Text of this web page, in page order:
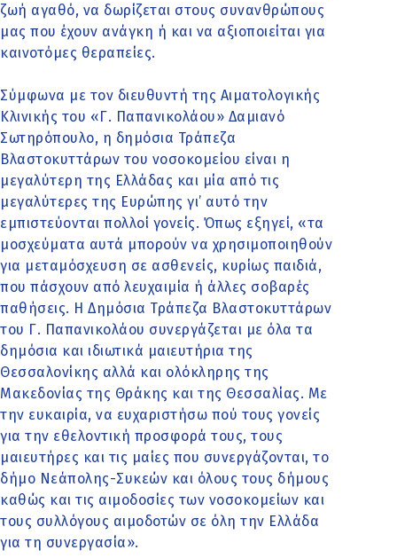
ζωή αγαθό, να δωρίζεται στους συνανθρώπους
μας που έχουν ανάγκη ή και να αξιοποιείται για
καινοτόμες θεραπείες.
Σύμφωνα με τον διευθυντή της Αιματολογικής
Κλινικής του «Γ. Παπανικολάου» Δαμιανό
Σωτηρόπουλο, η δημόσια Τράπεζα
Βλαστοκυττάρων του νοσοκομείου είναι η
μεγαλύτερη της Ελλάδας και μία από τις
μεγαλύτερες της Ευρώπης γι’ αυτό την
εμπιστεύονται πολλοί γονείς. Όπως εξηγεί, «τα
μοσχεύματα αυτά μπορούν να χρησιμοποιηθούν
για μεταμόσχευση σε ασθενείς, κυρίως παιδιά,
που πάσχουν από λευχαιμία ή άλλες σοβαρές
παθήσεις. Η Δημόσια Τράπεζα Βλαστοκυττάρων
του Γ. Παπανικολάου συνεργάζεται με όλα τα
δημόσια και ιδιωτικά μαιευτήρια της
Θεσσαλονίκης αλλά και ολόκληρης της
Μακεδονίας της Θράκης και της Θεσσαλίας. Με
την ευκαιρία, να ευχαριστήσω πού τους γονείς
για την εθελοντική προσφορά τους, τους
μαιευτήρες και τις μαίες που συνεργάζονται, το
δήμο Νεάπολης-Συκεών και όλους τους δήμους
καθώς και τις αιμοδοσίες των νοσοκομείων και
τους συλλόγους αιμοδοτών σε όλη την Ελλάδα
για τη συνεργασία».